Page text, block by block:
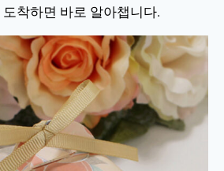
착하면 바로 알아챕니다.